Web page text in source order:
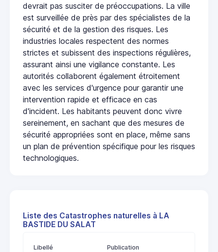
devrait pas susciter de préoccupations. La ville
est surveillée de près par des spécialistes de la
sécurité et de la gestion des risques. Les
industries locales respectent des normes
strictes et subissent des inspections régulières,
assurant ainsi une vigilance constante. Les
autorités collaborent également étroitement
avec les services d'urgence pour garantir une
intervention rapide et efficace en cas
d'incident. Les habitants peuvent donc vivre
sereinement, en sachant que des mesures de
sécurité appropriées sont en place, même sans
un plan de prévention spécifique pour les risques
technologiques.
Liste des Catastrophes naturelles à LA
BASTIDE DU SALAT
Libellé Publication